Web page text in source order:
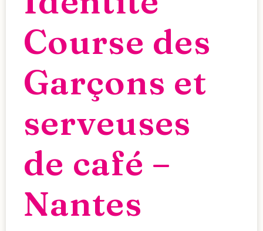
Course des
Garçons et
serveuses
de café –
Nantes